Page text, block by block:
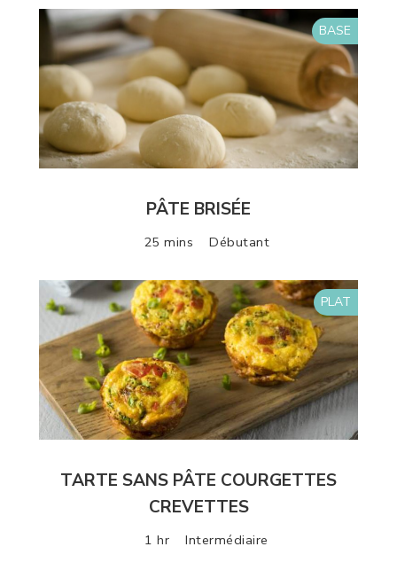
BASE
PÂTE BRISÉE
25 mins Débutant
PLAT
TARTE SANS PÂTE COURGETTES
CREVETTES
1 hr Intermédiaire